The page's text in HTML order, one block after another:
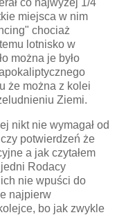
co najwyżej 1/4
miejsca w nim
chociaż
lotnisko w
można je było
że można z kolei
Ziemi.
nikt nie wymagał od
potwierdzeń że
a jak czytałem
Rodacy
nie wpuści do
najpierw
bo jak zwykle